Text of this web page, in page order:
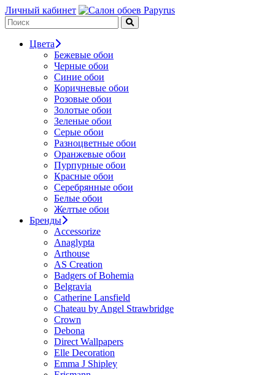
Личный кабинет
Цвета
Бежевые обои
Черные обои
Синие обои
Коричневые обои
Розовые обои
Золотые обои
Зеленые обои
Серые обои
Разноцветные обои
Оранжевые обои
Пурпурные обои
Красные обои
Серебрянные обои
Белые обои
Желтые обои
Бренды
Accessorize
Anaglypta
Arthouse
AS Creation
Badgers of Bohemia
Belgravia
Catherine Lansfield
Chateau by Angel Strawbridge
Crown
Debona
Direct Wallpapers
Elle Decoration
Emma J Shipley